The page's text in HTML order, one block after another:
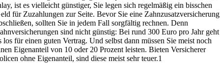
ist es vielleicht günstiger, Sie legen sich regelmäßig ein bisschen
für Zuzahlungen zur Seite. Bevor Sie eine Zahnzusatzversicherung
sollten Sie in jedem Fall sorgfältig rechnen. Denn
sind nicht günstig: Bei rund 300 Euro pro Jahr geht
los für einen guten Vertrag. Und selbst dann müssen Sie meist noch
Eigenanteil von 10 oder 20 Prozent leisten. Bieten Versicherer
ohne Eigenanteil, sind diese meist sehr teuer.1